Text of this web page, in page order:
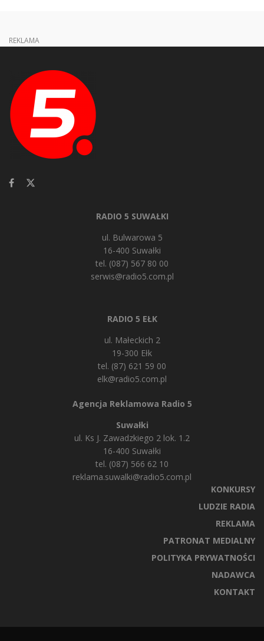
REKLAMA
RADIO 5 SUWAŁKI
ul. Bulwarowa 5
16-400 Suwałki
tel. (087) 567 80 00
serwis@radio5.com.pl
RADIO 5 EŁK
ul. Małeckich 2
19-300 Ełk
tel. (87) 621 59 00
elk@radio5.com.pl
Agencja Reklamowa Radio 5
Suwałki
ul. Ks J. Zawadzkiego 2 lok. 1.2
16-400 Suwałki
tel. (087) 566 62 10
reklama.suwalki@radio5.com.pl
KONKURSY
LUDZIE RADIA
REKLAMA
PATRONAT MEDIALNY
POLITYKA PRYWATNOŚCI
NADAWCA
KONTAKT